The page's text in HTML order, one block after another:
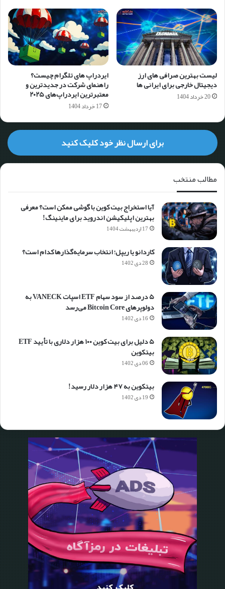
لیست بهترین صرافی های ارز
دیجیتال خارجی برای ایرانی ها
20 خرداد 1404
ایردراپ های تلگرام چیست؟
راهنمای شرکت در جدیدترین و
معتبرترین ایردراپ‌های ۲۰۲۵
17 خرداد 1404
برای ارسال نظر خود کلیک کنید
مطالب منتخب
آیا استخراج بیت کوین با گوشی ممکن است؟ معرفی
بهترین اپلیکیشن اندروید برای ماینینگ!
17 اردیبهشت 1404
کاردانو یا ریپل؛ انتخاب سرمایه‌گذارها کدام است؟
28 دی 1402
۵ درصد از سود سهام ETF اسپات VANECK به
دولوپرهای Bitcoin Core می‌رسد
16 دی 1402
۵ دلیل برای بیت کوین ۱۰۰ هزار دلاری با تأیید ETF
بیتکوین
06 دی 1402
بیتکوین به ۴۷ هزار دلار رسید!
19 دی 1402